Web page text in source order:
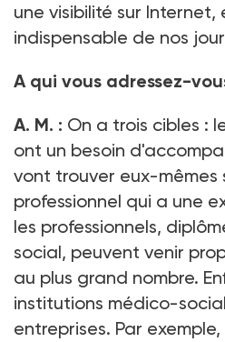
une visibilité sur Internet,
indispensable de nos
A qui vous adressez-
A. M. : On a trois cibles :
ont un besoin
vont trouver eux-mêmes
professionnel qui a une
les professionnels,
social, peuvent venir
au plus grand nombre.
institutions médico-
entreprises. Par